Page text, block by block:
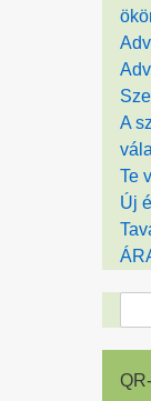
A
Te
Új